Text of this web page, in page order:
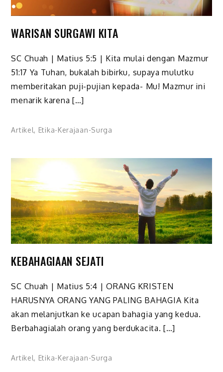
WARISAN SURGAWI KITA
SC Chuah | Matius 5:5 | Kita mulai dengan Mazmur
51:17 Ya Tuhan, bukalah bibirku, supaya mulutku
memberitakan puji-pujian kepada- Mu! Mazmur ini
menarik karena […]
Artikel, Etika-Kerajaan-Surga
KEBAHAGIAAN SEJATI
SC Chuah | Matius 5:4 | ORANG KRISTEN
HARUSNYA ORANG YANG PALING BAHAGIA Kita
akan melanjutkan ke ucapan bahagia yang kedua.
Berbahagialah orang yang berdukacita. […]
Artikel, Etika-Kerajaan-Surga